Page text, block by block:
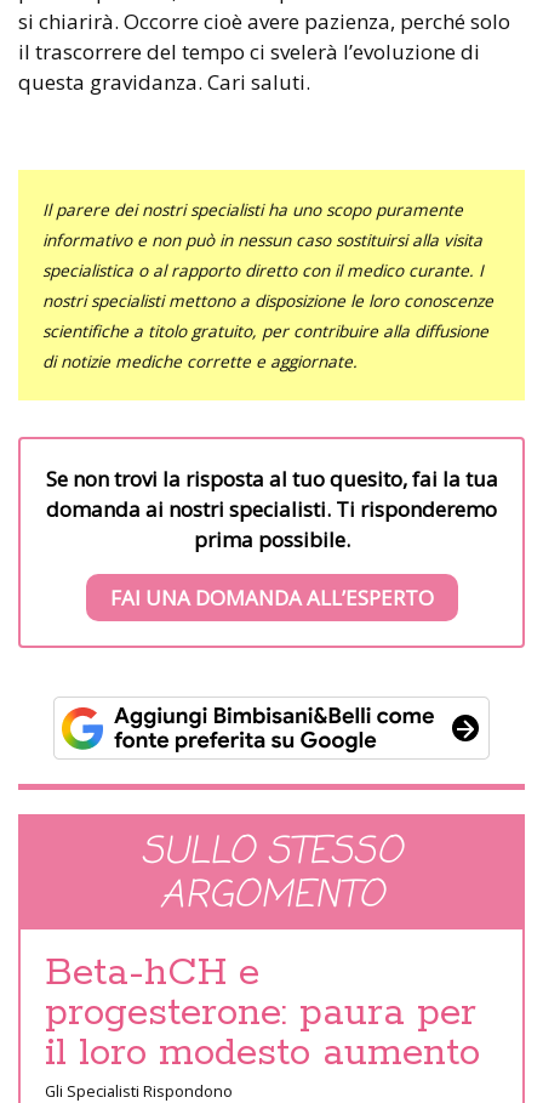
si chiarirà. Occorre cioè avere pazienza, perché solo
il trascorrere del tempo ci svelerà l’evoluzione di
questa gravidanza. Cari saluti.
Il parere dei nostri specialisti ha uno scopo puramente
informativo e non può in nessun caso sostituirsi alla visita
specialistica o al rapporto diretto con il medico curante. I
nostri specialisti mettono a disposizione le loro conoscenze
scientifiche a titolo gratuito, per contribuire alla diffusione
di notizie mediche corrette e aggiornate.
Se non trovi la risposta al tuo quesito, fai la tua
domanda ai nostri specialisti. Ti risponderemo
prima possibile.
FAI UNA DOMANDA ALL’ESPERTO
SULLO STESSO
ARGOMENTO
Beta-hCH e
progesterone: paura per
il loro modesto aumento
Gli Specialisti Rispondono